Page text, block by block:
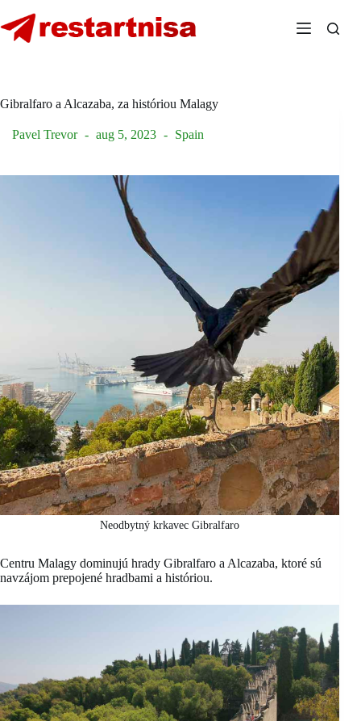
to
content
Gibralfaro a Alcazaba, za históriou Malagy
Pavel Trevor aug 5, 2023 Spain
Neodbytný krkavec Gibralfaro
Centru Malagy dominujú hrady Gibralfaro a Alcazaba, ktoré sú
navzájom prepojené hradbami a históriou.